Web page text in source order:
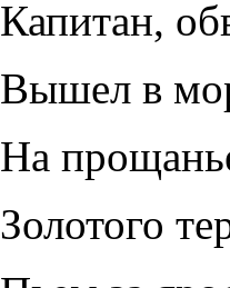
Капитан,
Вышел в
На
Золотого